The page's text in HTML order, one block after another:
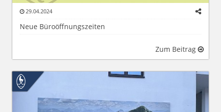
29.04.2024
Neue Büroöffnungszeiten
Zum Beitrag